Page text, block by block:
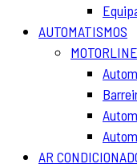
AUTOMATISMOS
MOTORLINE
AR